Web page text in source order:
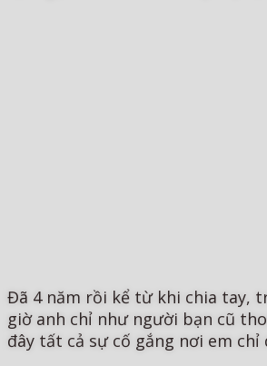
Đã 4 năm rồi kể từ khi chia tay,
giờ anh chỉ như người bạn cũ
đây tất cả sự cố gắng nơi em